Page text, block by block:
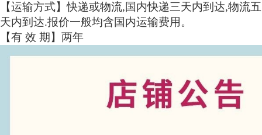
【运输方式】快递或物流,国内快递三天内到达,物流五
天内到达.报价一般均含国内运输费用。
【有 效 期】两年